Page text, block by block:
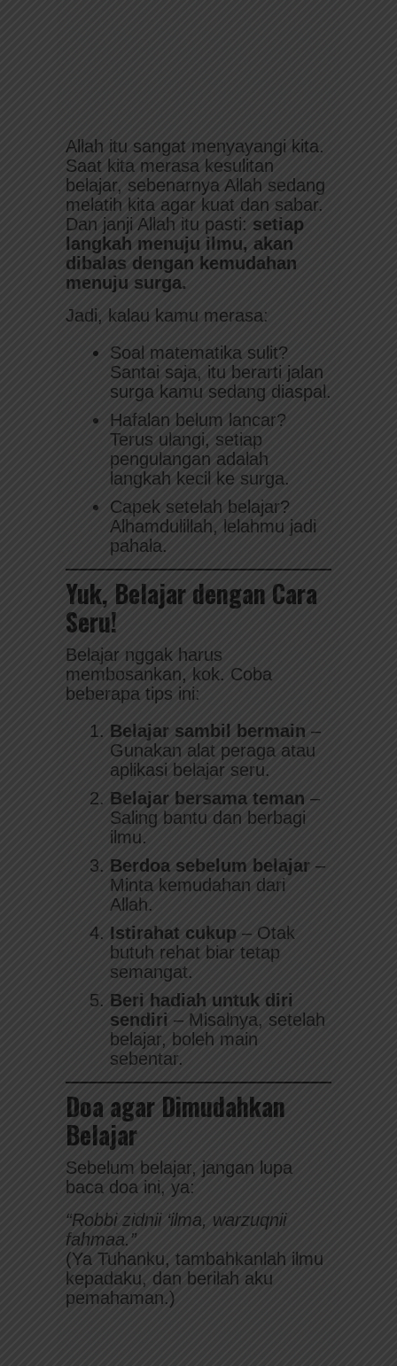
Allah itu sangat menyayangi kita.
Saat kita merasa kesulitan
belajar, sebenarnya Allah sedang
melatih kita agar kuat dan sabar.
Dan janji Allah itu pasti: setiap
langkah menuju ilmu, akan
dibalas dengan kemudahan
menuju surga.
Jadi, kalau kamu merasa:
Soal matematika sulit?
Santai saja, itu berarti jalan
surga kamu sedang diaspal.
Hafalan belum lancar?
Terus ulangi, setiap
pengulangan adalah
langkah kecil ke surga.
Capek setelah belajar?
Alhamdulillah, lelahmu jadi
pahala.
Yuk, Belajar dengan Cara
Seru!
Belajar nggak harus
membosankan, kok. Coba
beberapa tips ini:
Belajar sambil bermain –
Gunakan alat peraga atau
aplikasi belajar seru.
Belajar bersama teman –
Saling bantu dan berbagi
ilmu.
Berdoa sebelum belajar –
Minta kemudahan dari
Allah.
Istirahat cukup – Otak
butuh rehat biar tetap
semangat.
Beri hadiah untuk diri
sendiri – Misalnya, setelah
belajar, boleh main
sebentar.
Doa agar Dimudahkan
Belajar
Sebelum belajar, jangan lupa
baca doa ini, ya:
“Robbi zidnii ‘ilma, warzuqnii
fahmaa.”
(Ya Tuhanku, tambahkanlah ilmu
kepadaku, dan berilah aku
pemahaman.)